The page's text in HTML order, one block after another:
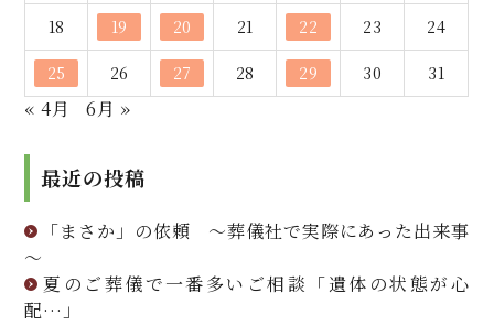
18 19 20 21 22 23 24
25 26 27 28 29 30 31
« 4月 6月 »
最近の投稿
「まさか」の依頼 ～葬儀社で実際にあった出来事
～
夏のご葬儀で一番多いご相談「遺体の状態が心
配…」